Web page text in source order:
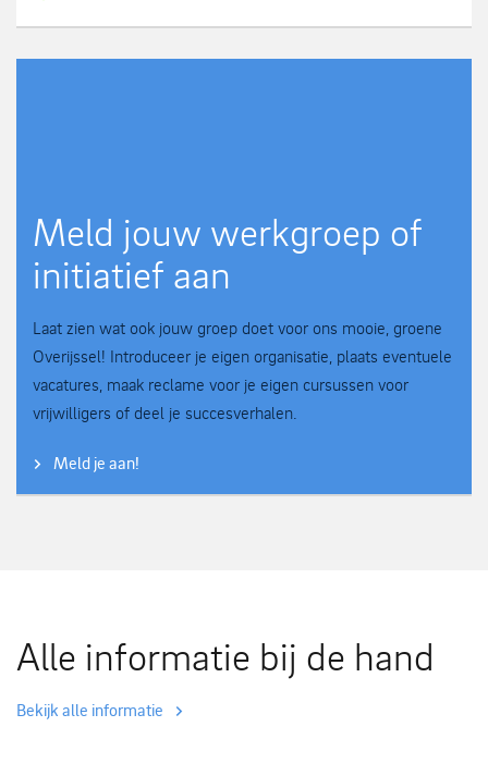
Meld jouw werkgroep of
initiatief aan
Laat zien wat ook jouw groep doet voor ons mooie, groene
Overijssel! Introduceer je eigen organisatie, plaats eventuele
vacatures, maak reclame voor je eigen cursussen voor
vrijwilligers of deel je succesverhalen.
Meld je aan!
Alle informatie bij de hand
Bekijk alle informatie